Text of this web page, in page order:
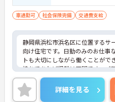
車通勤可 社会保険完備 交通費支給
静岡県浜松市浜名区に位置するサ
向け住宅です。日勤のみのお仕事
トも大切にしながら働くことがで
持ちであれば経験は不問です。ご
はお気軽にお問い合わせください
詳細を見る